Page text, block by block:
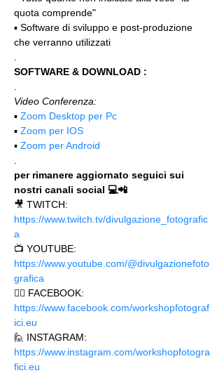
quota comprende"
▪️ Software di sviluppo e post-produzione
che verranno utilizzati
SOFTWARE & DOWNLOAD :
Video Conferenza:
▪️ Zoom Desktop per Pc
▪️ Zoom per IOS
▪️ Zoom per Android
per rimanere aggiornato seguici sui
nostri canali social 💻📲
🎥 TWITCH:
https://www.twitch.tv/divulgazione_fotografic
a
📺 YOUTUBE:
https://www.youtube.com/@divulgazionefoto
grafica
🙋‍♂️ FACEBOOK:
https://www.facebook.com/workshopfotograf
ici.eu
🙋 INSTAGRAM:
https://www.instagram.com/workshopfotogra
fici.eu